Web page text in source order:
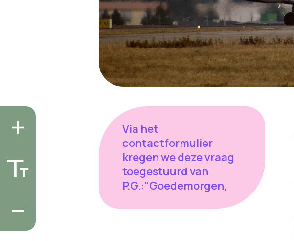
Via het
contactformulier
kregen we deze vraag
toegestuurd van
P.G.:"Goedemorgen,